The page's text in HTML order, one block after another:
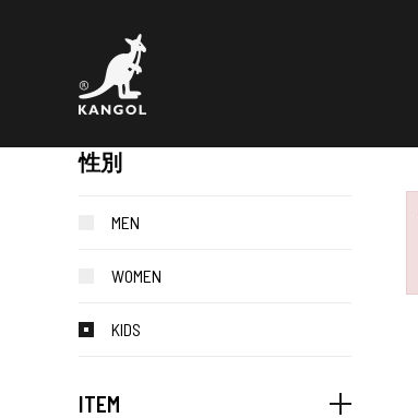
性別
MEN
WOMEN
KIDS
ITEM